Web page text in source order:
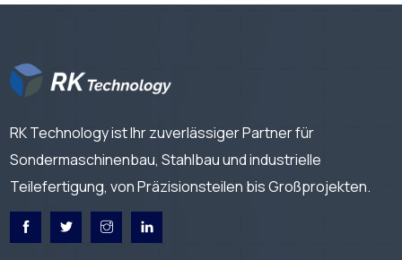
RK Technology ist Ihr zuverlässiger Partner für
Sondermaschinenbau, Stahlbau und industrielle
Teilefertigung, von Präzisionsteilen bis Großprojekten.